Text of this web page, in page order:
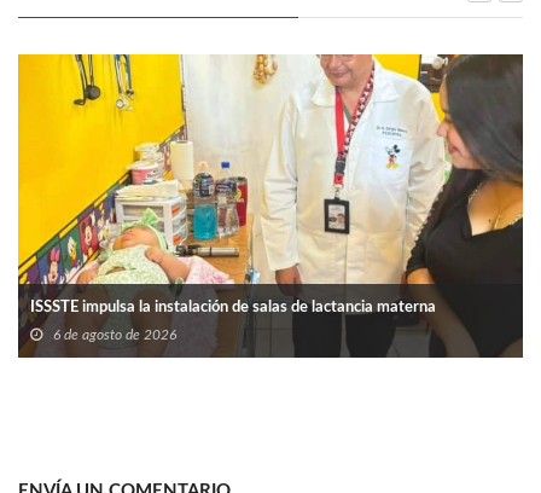
ISSSTE impulsa la instalación de salas de lactancia materna
6 de agosto de 2026